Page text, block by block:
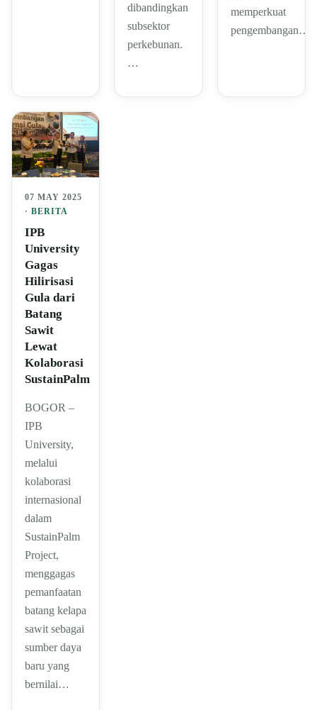
dibandingkan
subsektor
perkebunan.
…
memperkuat
pengembangan…
07 MAY 2025
· BERITA
IPB
University
Gagas
Hilirisasi
Gula dari
Batang
Sawit
Lewat
Kolaborasi
SustainPalm
BOGOR –
IPB
University,
melalui
kolaborasi
internasional
dalam
SustainPalm
Project,
menggagas
pemanfaatan
batang kelapa
sawit sebagai
sumber daya
baru yang
bernilai…